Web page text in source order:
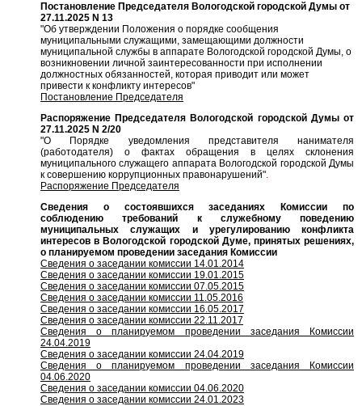
Постановление Председателя Вологодской городской Думы от
27.11.2025 N 13
"Об утверждении Положения о порядке сообщения
муниципальными служащими, замещающими должности
муниципальной службы в аппарате Вологодской городской Думы, о
возникновении личной заинтересованности при исполнении
должностных обязанностей, которая приводит или может
привести к конфликту интересов"
Постановление Председателя
Распоряжение Председателя Вологодской городской Думы от
27.11.2025 N 2/20
"О Порядке уведомления представителя нанимателя
(работодателя) о фактах обращения в целях склонения
муниципального служащего аппарата Вологодской городской Думы
к совершению коррупционных правонарушений".
Распоряжение Председателя
Сведения о состоявшихся заседаниях Комиссии по
соблюдению требований к служебному поведению
муниципальных служащих и урегулированию конфликта
интересов в Вологодской городской Думе, принятых решениях,
о планируемом проведении заседания Комиссии
Сведения о заседании комиссии 14.01.2014
Сведения о заседании комиссии 19.01.2015
Сведения о заседании комиссии 07.05.2015
Сведения о заседании комиссии 11.05.2016
Сведения о заседании комиссии 16.05.2017
Сведения о заседании комиссии 22.11.2017
Сведения о планируемом проведении заседания Комиссии
24.04.2019
Сведения о заседании комиссии 24.04.2019
Сведения о планируемом проведении заседания Комиссии
04.06.2020
Сведения о заседании комиссии 04.06.2020
Сведения о заседании комиссии 24.01.2023